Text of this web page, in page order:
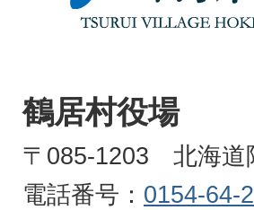
VILLAGE
HOKKAIDO
鶴居村役場
〒085-1203 北海道
電話番号： 0154-64-